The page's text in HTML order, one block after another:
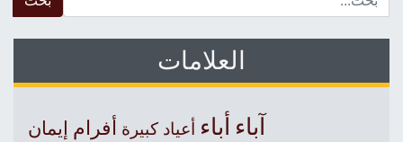
العلامات
آباءأباء أعياد كبيرة أفرام إيمان